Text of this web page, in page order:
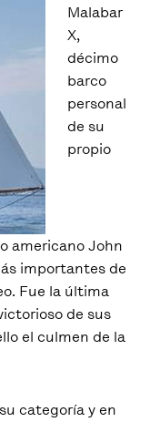
Malabar
X,
décimo
barco
personal
de su
propio
americano John
importantes de
Fue la última
de sus
el culmen de la
categoría y en